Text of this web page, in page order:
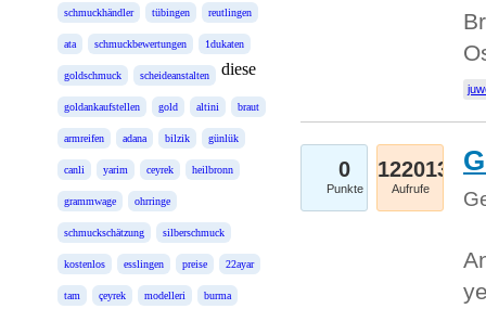
schmuckhändler tübingen reutlingen
ata schmuckbewertungen 1dukaten
goldschmuck scheideanstalten
goldankaufstellen gold altini braut
armreifen adana bilzik günlük
canli yarim ceyrek heilbronn
grammwage ohrringe
schmuckschätzung silberschmuck
kostenlos esslingen preise 22ayar
tam çeyrek modelleri burma
diese
0
Punkte
122013
Aufrufe